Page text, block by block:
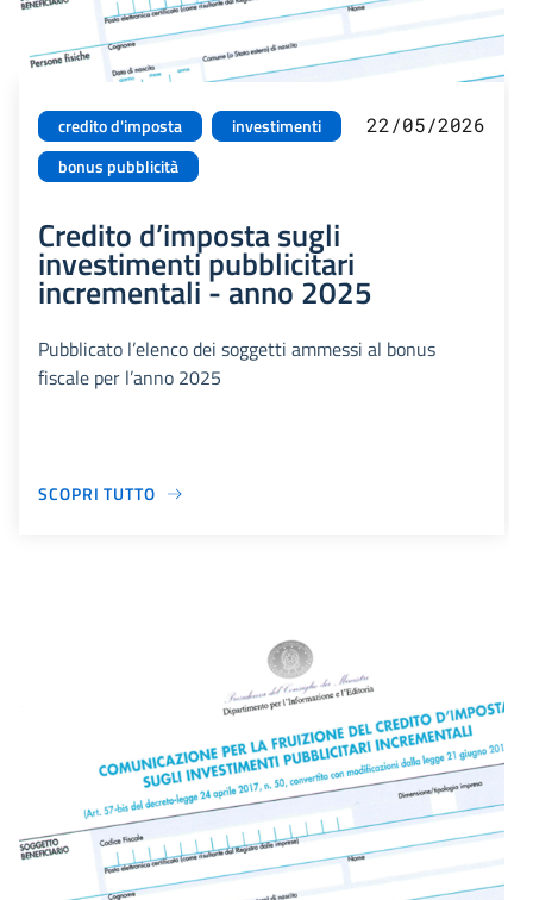
credito d'imposta
investimenti
bonus pubblicità
22/05/2026
Credito d’imposta sugli
investimenti pubblicitari
incrementali - anno 2025
Pubblicato l’elenco dei soggetti ammessi al bonus
fiscale per l’anno 2025
SCOPRI TUTTO